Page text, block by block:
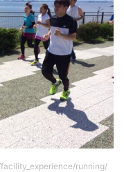
running/